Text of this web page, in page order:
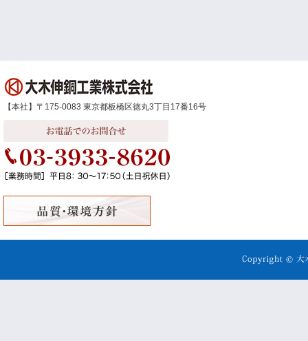
【本社】〒175-0083 東京都板橋区徳丸3丁目17番16号